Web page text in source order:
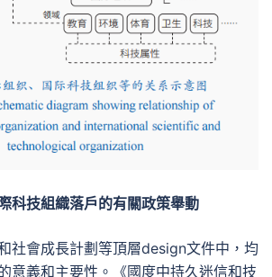
科技組織落戶的有關政策舉動
社會成長計劃等頂層design文件中，均
意義和主要性。《國度中持久迷信和技